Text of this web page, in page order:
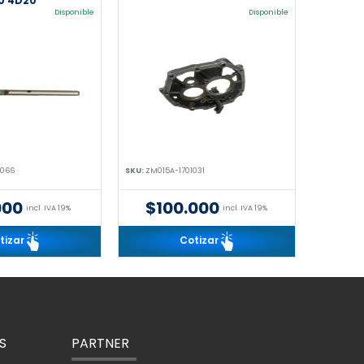
Disponible
incl. IVA 19%
Disponible
SKU: ZM015A-1701031
$100.000 incl. IVA 19%
Cotizar
PARTNER